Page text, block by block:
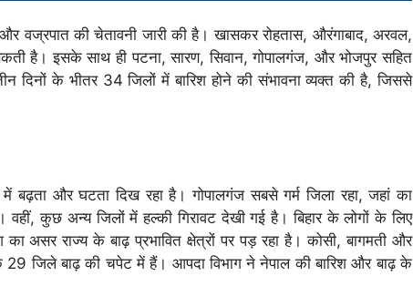
वज्रपात की चेतावनी जारी की है। खासकर रोहतास, औरंगाबाद, अरवल,
है। इसके साथ ही पटना, सारण, सिवान, गोपालगंज, और भोजपुर सहित
दिनों के भीतर 34 जिलों में बारिश होने की संभावना व्यक्त की है, जिससे
और घटता दिख रहा है। गोपालगंज सबसे गर्म जिला रहा, जहां का
कुछ अन्य जिलों में हल्की गिरावट देखी गई है। बिहार के लोगों के लिए
का असर राज्य के बाढ़ प्रभावित क्षेत्रों पर पड़ रहा है। कोसी, बागमती और
29 जिले बाढ़ की चपेट में हैं। आपदा विभाग ने नेपाल की बारिश और बाढ़ के